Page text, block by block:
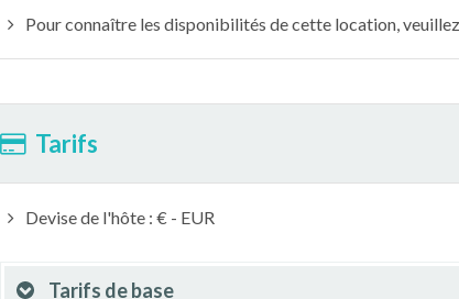
Pour connaître les disponibilités de cette location, veuillez
Tarifs
Devise de l'hôte : € - EUR
Tarifs de base